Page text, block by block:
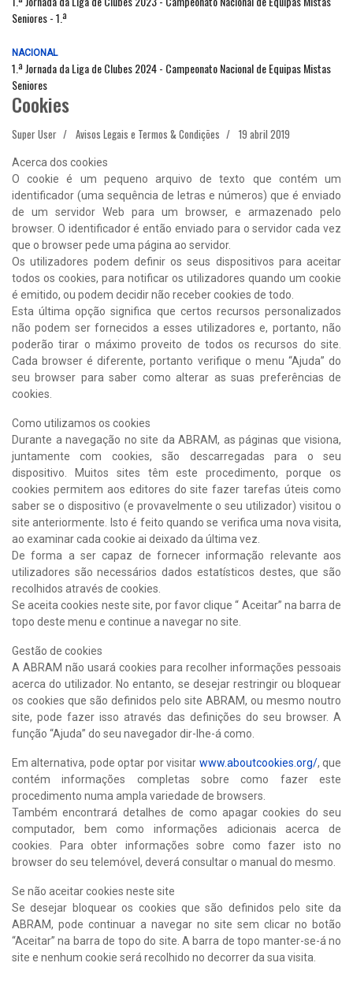
Seniores - 1.ª
NACIONAL
1.ª Jornada da Liga de Clubes 2024 - Campeonato Nacional de Equipas Mistas
Seniores
Cookies
Super User Avisos Legais e Termos & Condições 19 abril 2019
Acerca dos cookies
O cookie é um pequeno arquivo de texto que contém um
identificador (uma sequência de letras e números) que é enviado
de um servidor Web para um browser, e armazenado pelo
browser. O identificador é então enviado para o servidor cada vez
que o browser pede uma página ao servidor.
Os utilizadores podem definir os seus dispositivos para aceitar
todos os cookies, para notificar os utilizadores quando um cookie
é emitido, ou podem decidir não receber cookies de todo.
Esta última opção significa que certos recursos personalizados
não podem ser fornecidos a esses utilizadores e, portanto, não
poderão tirar o máximo proveito de todos os recursos do site.
Cada browser é diferente, portanto verifique o menu “Ajuda” do
seu browser para saber como alterar as suas preferências de
cookies.
Como utilizamos os cookies
Durante a navegação no site da ABRAM, as páginas que visiona,
juntamente com cookies, são descarregadas para o seu
dispositivo. Muitos sites têm este procedimento, porque os
cookies permitem aos editores do site fazer tarefas úteis como
saber se o dispositivo (e provavelmente o seu utilizador) visitou o
site anteriormente. Isto é feito quando se verifica uma nova visita,
ao examinar cada cookie ai deixado da última vez.
De forma a ser capaz de fornecer informação relevante aos
utilizadores são necessários dados estatísticos destes, que são
recolhidos através de cookies.
Se aceita cookies neste site, por favor clique “ Aceitar” na barra de
topo deste menu e continue a navegar no site.
Gestão de cookies
A ABRAM não usará cookies para recolher informações pessoais
acerca do utilizador. No entanto, se desejar restringir ou bloquear
os cookies que são definidos pelo site ABRAM, ou mesmo noutro
site, pode fazer isso através das definições do seu browser. A
função “Ajuda” do seu navegador dir-lhe-á como.
Em alternativa, pode optar por visitar www.aboutcookies.org/, que
contém informações completas sobre como fazer este
procedimento numa ampla variedade de browsers.
Também encontrará detalhes de como apagar cookies do seu
computador, bem como informações adicionais acerca de
cookies. Para obter informações sobre como fazer isto no
browser do seu telemóvel, deverá consultar o manual do mesmo.
Se não aceitar cookies neste site
Se desejar bloquear os cookies que são definidos pelo site da
ABRAM, pode continuar a navegar no site sem clicar no botão
“Aceitar” na barra de topo do site. A barra de topo manter-se-á no
site e nenhum cookie será recolhido no decorrer da sua visita.